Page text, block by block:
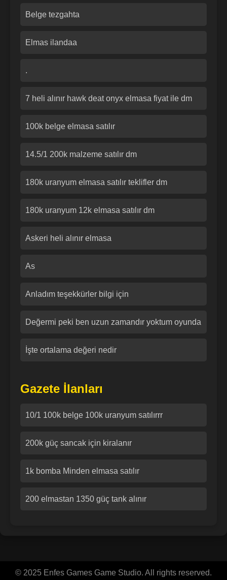
Belge tezgahta
Elmas ilandaa
.
7 heli alınır hawk deat onyx elmasa fiyat ile dm
100k belge elmasa satılır
14.5/1 200k malzeme satılır dm
180k uranyum elmasa satılır teklifler dm
180k uranyum 12k elmasa satılır dm
Askeri heli alınır elmasa
As
Anladım teşekkürler bilgi için
Değermi peki ben uzun zamandır yoktum oyunda
İşte ortalama değeri nedir
Gazete İlanları
10/1 100k belge 100k uranyum satılırrr
200k güç sancak için kiralanır
1k bomba Minden elmasa satılır
200 elmastan 1350 güç tank alınır
© 2025 Enfes Games Game Studio. All rights reserved.